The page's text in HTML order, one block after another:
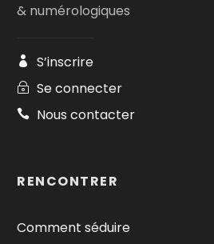
& numérologiques
S’inscrire
Se connecter
Nous contacter
RENCONTRER
Comment séduire